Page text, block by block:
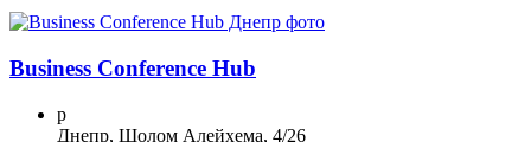
Business Conference Hub
p
Днепр, Шолом Алейхема, 4/26